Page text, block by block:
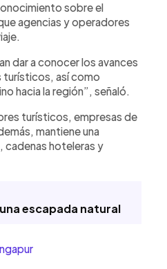
sobre el
agencias y operadores
dar a conocer los avances
turísticos, así como
hacia la región”, señaló.
turísticos, empresas de
mantiene una
cadenas hoteleras y
escapada natural